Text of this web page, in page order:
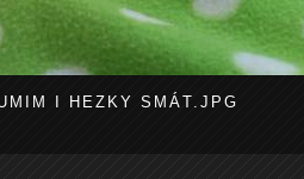
I HEZKY SMÁT.JPG